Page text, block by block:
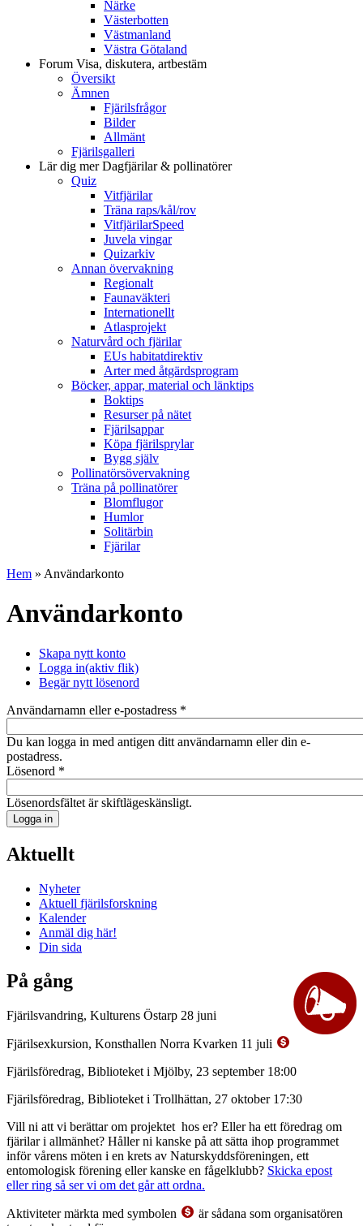
Närke
Västerbotten
Västmanland
Västra Götaland
Forum Visa, diskutera, artbestäm
Översikt
Ämnen
Fjärilsfrågor
Bilder
Allmänt
Fjärilsgalleri
Lär dig merDagfjärilar & pollinatörer
Quiz
Vitfjärilar
Träna raps/kål/rov
VitfjärilarSpeed
Juvela vingar
Quizarkiv
Annan övervakning
Regionalt
Faunaväkteri
Internationellt
Atlasprojekt
Naturvård och fjärilar
EUs habitatdirektiv
Arter med åtgärdsprogram
Böcker, appar, material och länktips
Boktips
Resurser på nätet
Fjärilsappar
Köpa fjärilsprylar
Bygg själv
Pollinatörsövervakning
Träna på pollinatörer
Blomflugor
Humlor
Solitärbin
Fjärilar
Hem » Användarkonto
Användarkonto
Skapa nytt konto
Logga in(aktiv flik)
Begär nytt lösenord
Användarnamn eller e-postadress *
Du kan logga in med antigen ditt användarnamn eller din e-
postadress.
Lösenord *
Lösenordsfältet är skiftlägeskänsligt.
Aktuellt
Nyheter
Aktuell fjärilsforskning
Kalender
Anmäl dig här!
Din sida
På gång
Fjärilsvandring, Kulturens Östarp 28 juni
Fjärilsexkursion, Konsthallen Norra Kvarken 11 juli
Fjärilsföredrag, Biblioteket i Mjölby, 23 september 18:00
Fjärilsföredrag, Biblioteket i Trollhättan, 27 oktober 17:30
Vill ni att vi berättar om projektet hos er? Eller ha ett föredrag om
fjärilar i allmänhet? Håller ni kanske på att sätta ihop programmet
inför vårens möten i en krets av Naturskyddsföreningen, ett
entomologisk förening eller kanske en fågelklubb? Skicka epost
eller ring så ser vi om det går att ordna.
Aktiviteter märkta med symbolen
är sådana som organisatören